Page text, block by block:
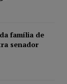
família de
senador